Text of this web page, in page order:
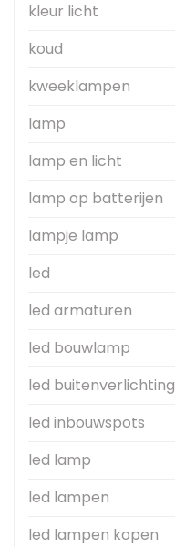
kleur licht
koud
kweeklampen
lamp
lamp en licht
lamp op batterijen
lampje lamp
led
led armaturen
led bouwlamp
led buitenverlichting
led inbouwspots
led lamp
led lampen
led lampen kopen